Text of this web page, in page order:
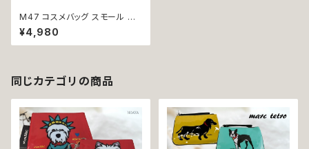
M47 コスメバッグ スモール ミ
ニチュアシュナウザー 小 犬 ma
rc tetro マーク・テトロ
¥4,980
同じカテゴリの商品